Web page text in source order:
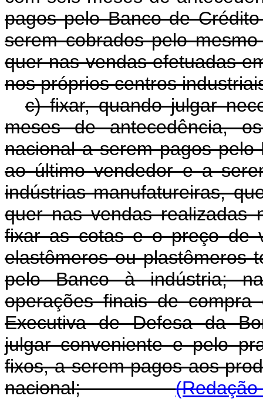
pagos pelo Banco de
serem cobrados pelo
quer nas vendas efetuadas
nos próprios centros
c) fixar, quando julgar
meses de antecedência,
nacional a serem pagos
ao último vendedor e a
indústrias manufatureiras,
quer nas vendas realizadas
fixar as cotas e o preço de
elastômeros ou plastômeros
pelo Banco à indústria;
operações finais de
Executiva de Defesa da
julgar conveniente e pelo
fixos, a serem pagos aos
nacional;(Redação